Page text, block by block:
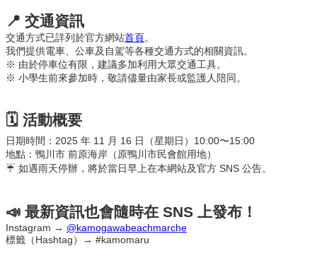
📍 交通資訊
交通方式已詳列於官方網站首頁。
我們提供電車、公車及自駕等各種交通方式的相關資訊。
※ 由於停車位有限，建議多加利用大眾交通工具。
※ 小學生前來參加時，敬請儘量由家長或監護人陪同。
🗓 活動概要
日期時間：2025 年 11 月 16 日（星期日）10:00〜15:00
地點：鴨川市 前原海岸（原鴨川市民會館用地）
☔️ 如遇雨天停辦，將於當日早上在本網站及官方 SNS 公告。
📣 最新資訊也會隨時在 SNS 上發布！
Instagram → @kamogawabeachmarche
標籤（Hashtag）→ #kamomaru